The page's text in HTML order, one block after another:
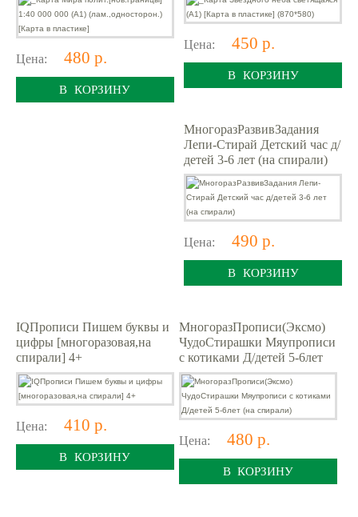
Цена: 480 р.
В КОРЗИНУ
Цена: 450 р.
В КОРЗИНУ
МногоразРазвивЗадания
Лепи-Стирай Детский час д/
детей 3-6 лет (на спирали)
Цена: 490 р.
В КОРЗИНУ
IQПрописи Пишем буквы и
цифры [многоразовая,на
спирали] 4+
Цена: 410 р.
В КОРЗИНУ
МногоразПрописи(Эксмо)
ЧудоСтирашки Мяупрописи
с котиками Д/детей 5-6лет
(на спирали)
Цена: 480 р.
В КОРЗИНУ